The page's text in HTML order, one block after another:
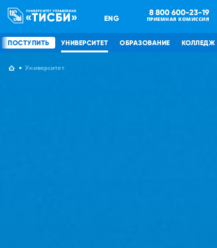
ENG
8 800 600-23-19
ПРИЕМНАЯ КОМИССИЯ
ПОСТУПИТЬ УНИВЕРСИТЕТ ОБРАЗОВАНИЕ КОЛЛЕДЖ
Университет